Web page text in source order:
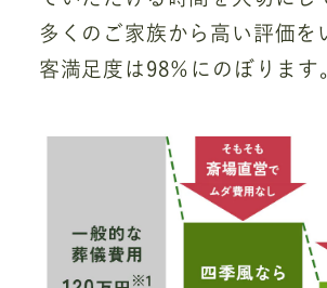
多くのご家族から高い評価を
客満足度は98％にのぼります